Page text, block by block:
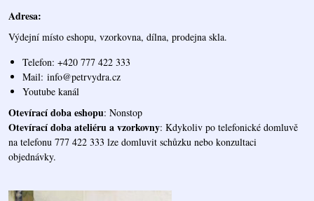
Adresa:
Výdejní místo eshopu, vzorkovna, dílna, prodejna skla.
Telefon: +420 777 422 333
Mail: info@petrvydra.cz
Youtube kanál
Otevírací doba eshopu: Nonstop
Otevírací doba ateliéru a vzorkovny: Kdykoliv po telefonické domluvě
na telefonu 777 422 333 lze domluvit schůzku nebo konzultaci
objednávky.